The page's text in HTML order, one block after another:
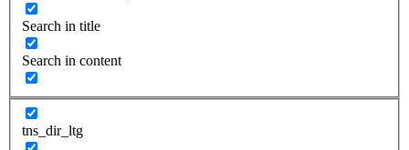
Search in title
Search in content
tns_dir_ltg